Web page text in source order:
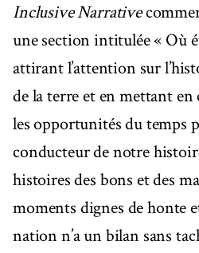
Inclusive Narrative
une section intitulée « Où
attirant l’attention sur
de la terre et en mettant en
les opportunités du temps
conducteur de notre
histoires des bons et des
moments dignes de honte
nation n’a un bilan sans